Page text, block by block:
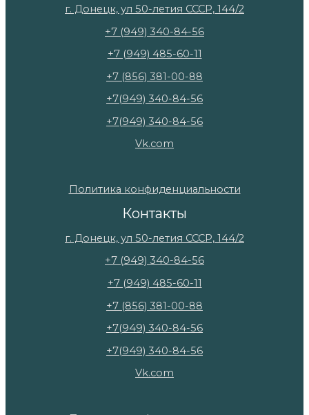
г. Донецк, ул 50-летия СССР, 144/2
+7 (949) 340-84-56
+7 (949) 485-60-11
+7 (856) 381-00-88
+7(949) 340-84-56
+7(949) 340-84-56
Vk.com
Политика конфиденциальности
Контакты
г. Донецк, ул 50-летия СССР, 144/2
+7 (949) 340-84-56
+7 (949) 485-60-11
+7 (856) 381-00-88
+7(949) 340-84-56
+7(949) 340-84-56
Vk.com